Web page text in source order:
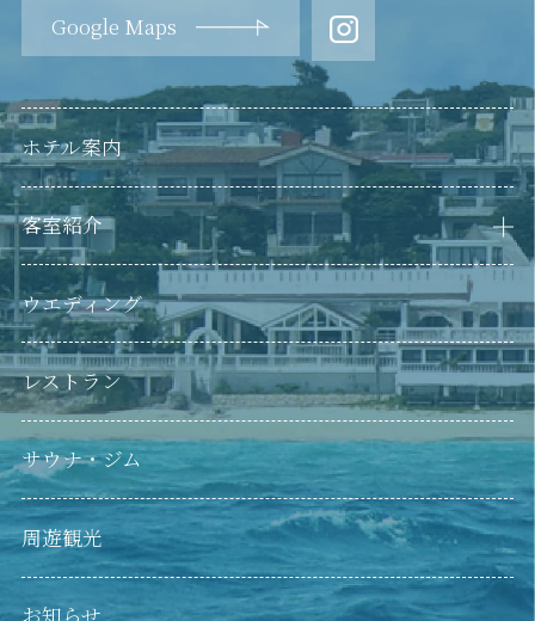
Google Maps
ホテル案内
客室紹介
LAZOR SEA RESORT（本館）
LAZOR SEA RESORT ANNEX（別館）
ウエディング
レストラン
サウナ・ジム
周遊観光